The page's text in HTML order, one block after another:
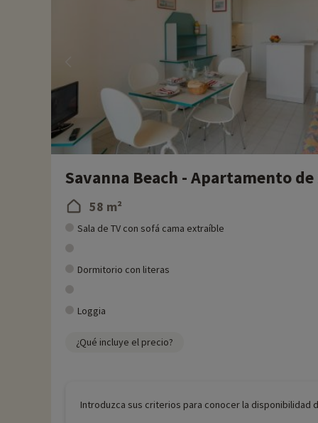
Savanna Beach - Apartamento
58 m²
Sala de TV con sofá cama extraíble
Dormitorio con literas
Loggia
¿Qué incluye el precio?
Introduzca sus criterios para conocer la disponibilidad